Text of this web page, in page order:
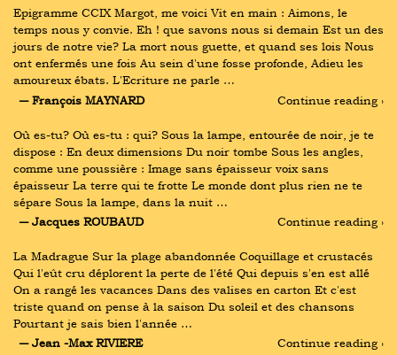
Epigramme CCIX Margot, me voici Vit en main : Aimons, le
temps nous y convie. Eh ! que savons nous si demain Est un des
jours de notre vie? La mort nous guette, et quand ses lois Nous
ont enfermés une fois Au sein d'une fosse profonde, Adieu les
amoureux ébats. L'Ecriture ne parle …
― François MAYNARD
Continue reading ›
Où es-tu? Où es-tu : qui? Sous la lampe, entourée de noir, je te
dispose : En deux dimensions Du noir tombe Sous les angles,
comme une poussière : Image sans épaisseur voix sans
épaisseur La terre qui te frotte Le monde dont plus rien ne te
sépare Sous la lampe, dans la nuit …
― Jacques ROUBAUD
Continue reading ›
La Madrague Sur la plage abandonnée Coquillage et crustacés
Qui l'eût cru déplorent la perte de l'été Qui depuis s'en est allé
On a rangé les vacances Dans des valises en carton Et c'est
triste quand on pense à la saison Du soleil et des chansons
Pourtant je sais bien l'année …
― Jean -Max RIVIERE
Continue reading ›